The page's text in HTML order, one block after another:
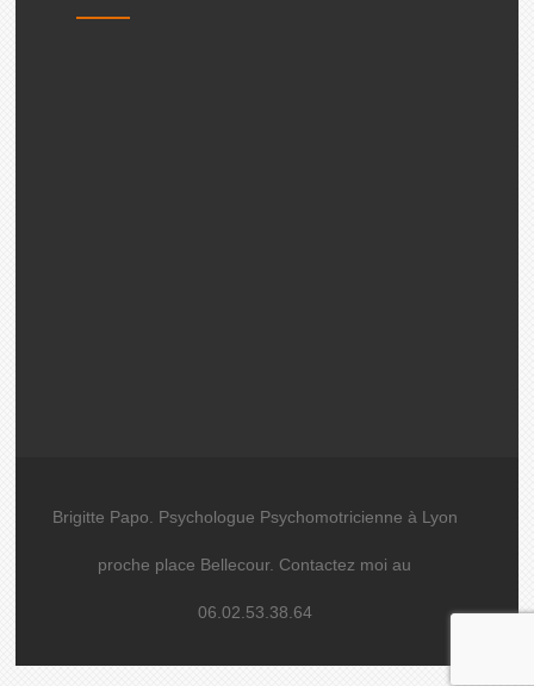
Brigitte Papo. Psychologue Psychomotricienne à Lyon
proche place Bellecour. Contactez moi au
06.02.53.38.64